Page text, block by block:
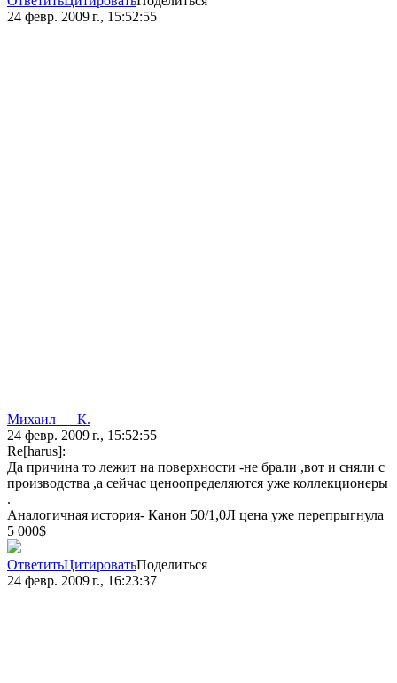
24 февр. 2009 г., 15:52:55
Михаил___К.
24 февр. 2009 г., 15:52:55
Re[harus]:
Да причина то лежит на поверхности -не брали ,вот и сняли с
производства ,а сейчас ценоопределяются уже коллекционеры
.
Аналогичная история- Канон 50/1,0Л цена уже перепрыгнула
5 000$
ОтветитьЦитироватьПоделиться
24 февр. 2009 г., 16:23:37